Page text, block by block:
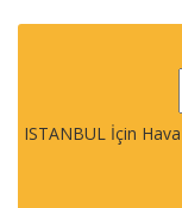
ISTANBUL İçin